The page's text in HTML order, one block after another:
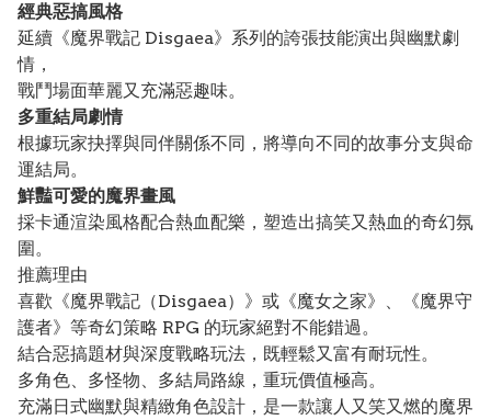
經典惡搞風格
延續《魔界戰記 Disgaea》系列的誇張技能演出與幽默劇
情，
戰鬥場面華麗又充滿惡趣味。
多重結局劇情
根據玩家抉擇與同伴關係不同，將導向不同的故事分支與命
運結局。
鮮豔可愛的魔界畫風
採卡通渲染風格配合熱血配樂，塑造出搞笑又熱血的奇幻氛
圍。
推薦理由
喜歡《魔界戰記（Disgaea）》或《魔女之家》、《魔界守
護者》等奇幻策略 RPG 的玩家絕對不能錯過。
結合惡搞題材與深度戰略玩法，既輕鬆又富有耐玩性。
多角色、多怪物、多結局路線，重玩價值極高。
充滿日式幽默與精緻角色設計，是一款讓人又笑又燃的魔界